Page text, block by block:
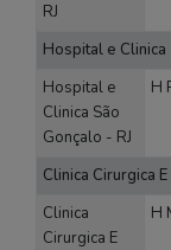
RJ
Hospital e Clinica
Hospital e
Clinica São
Gonçalo - RJ
H
Clinica Cirurgica
Clinica
Cirurgica E
H